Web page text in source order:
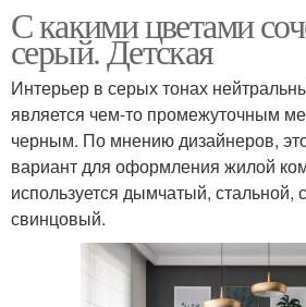
С какими цветами
серый. Детская
Интерьер в серых тонах
является чем-то промежуточным
черным. По мнению дизайнеров,
вариант для оформления жилой
используется дымчатый, стальной,
свинцовый.